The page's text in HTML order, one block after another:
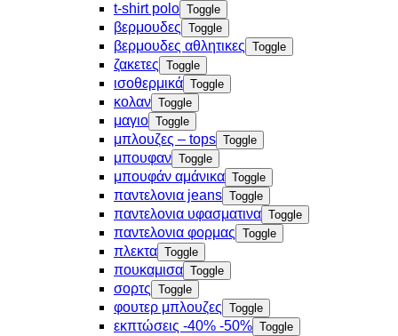
t-shirt polo Toggle
βερμουδες Toggle
βερμουδες αθλητικες Toggle
ζακετες Toggle
ισοθερμικά Toggle
κολαν Toggle
μαγιο Toggle
μπλουζες – tops Toggle
μπουφαν Toggle
μπουφάν αμάνικα Toggle
παντελονια jeans Toggle
παντελονια υφασματινα Toggle
παντελονια φορμας Toggle
πλεκτα Toggle
πουκαμισα Toggle
σορτς Toggle
φουτερ μπλουζες Toggle
εκπτώσεις -40% -50% Toggle